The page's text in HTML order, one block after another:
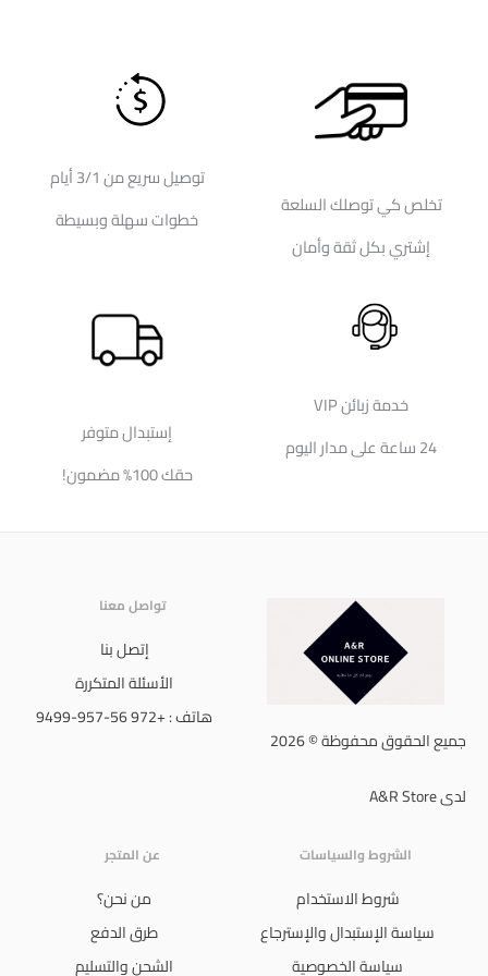
تخلص كي توصلك السلعة
إشتري بكل ثقة وأمان
توصيل سريع من 3/1 أيام
خطوات سهلة وبسيطة
خدمة زبائن VIP
24 ساعة على مدار اليوم
إستبدال متوفر
حقك 100% مضمون!
جميع الحقوق محفوظة © 2026
لدى A&R Store
تواصل معنا
إتصل بنا
الأسئلة المتكررة
هاتف : +972 56-957-9499
الشروط والسياسات
شروط الاستخدام
سياسة الإستبدال والإسترجاع
سياسة الخصوصية
عن المتجر
من نحن؟
طرق الدفع
الشحن والتسليم